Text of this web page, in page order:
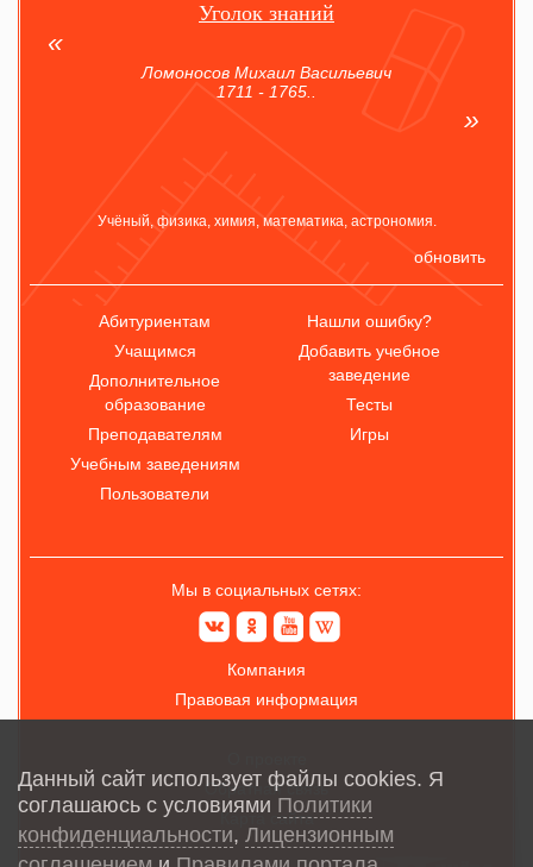
Уголок знаний
Ломоносов Михаил Васильевич
1711 - 1765..
Учёный, физика, химия, математика, астрономия.
обновить
Абитуриентам
Учащимся
Дополнительное
образование
Преподавателям
Учебным заведениям
Пользователи
Нашли ошибку?
Добавить учебное
заведение
Тесты
Игры
Мы в социальных сетях:
Компания
Правовая информация
Обратная связь
Карта сайта
Данный сайт использует файлы cookies. Я
соглашаюсь с условиями Политики
конфиденциальности, Лицензионным